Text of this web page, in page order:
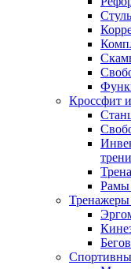
Кроссфит
Рамы
Тренажеры